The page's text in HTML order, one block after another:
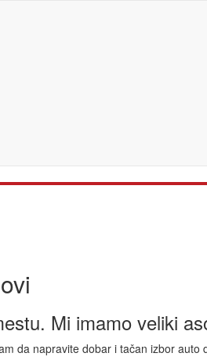
Mi imamo veliki
da napravite dobar i tačan izbor auto